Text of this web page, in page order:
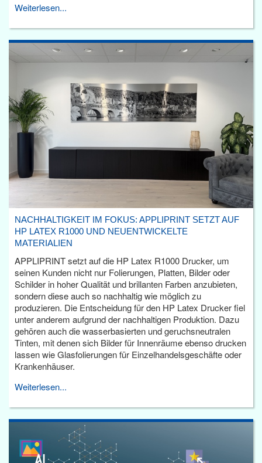
Weiterlesen...
NACHHALTIGKEIT IM FOKUS: APPLIPRINT SETZT AUF
HP LATEX R1000 UND NEUENTWICKELTE
MATERIALIEN
APPLIPRINT setzt auf die HP Latex R1000 Drucker, um
seinen Kunden nicht nur Folierungen, Platten, Bilder oder
Schilder in hoher Qualität und brillanten Farben anzubieten,
sondern diese auch so nachhaltig wie möglich zu
produzieren. Die Entscheidung für den HP Latex Drucker fiel
unter anderem aufgrund der nachhaltigen Produktion. Dazu
gehören auch die wasserbasierten und geruchsneutralen
Tinten, mit denen sich Bilder für Innenräume ebenso drucken
lassen wie Glasfolierungen für Einzelhandelsgeschäfte oder
Krankenhäuser.
Weiterlesen...